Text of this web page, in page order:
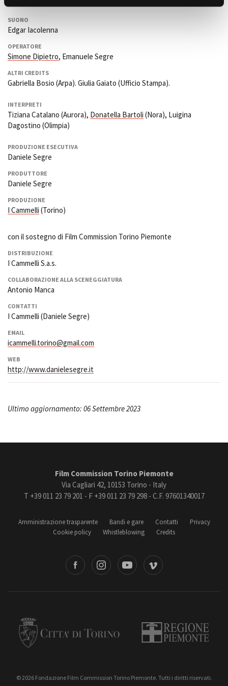
SUONO
Edgar Iacolenna
OPERATORE
Simone Dipietro, Emanuele Segre
ALTRI CREDITS
Gabriella Bosio (Arpa). Giulia Gaiato (Ufficio Stampa).
INTERPRETI
Tiziana Catalano (Aurora), Donatella Bartoli (Nora), Luigina
Dagostino (Olimpia)
PRODUZIONE ESECUTIVA
Daniele Segre
PRODUTTORE
Daniele Segre
PRODUZIONE
I Cammelli (Torino)
con il sostegno di Film Commission Torino Piemonte
DISTRIBUZIONE
I Cammelli S.a.s.
COLLABORAZIONE ALLA SCENEGGIATURA
Antonio Manca
CONTATTI
I Cammelli (Daniele Segre)
EMAIL
icammelli.torino@gmail.com
WEB
http://www.danielesegre.it
Ultimo aggiornamento: 06 Settembre 2023
Film Commission Torino Piemonte
Via Cagliari 42, 10153 Torino - Italy
T +39 011 23 79 201 - F +39 011 23 79 298 - C.F. 97601340017
Amministrazione trasparente Bandi e gare Contatti
Privacy
Cookie policy
Whistleblowing Credits
Vimeo
Regione Piemonte
© 2026 Fondazione Film Commission Torino Piemonte. Tutti i diritti riservati.